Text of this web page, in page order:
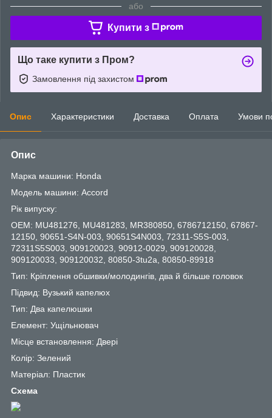
або
Купити з
Що таке купити з Пром?
Замовлення під захистом
Опис Характеристики Доставка Оплата Умови
Опис
Марка машини: Honda
Модель машини: Accord
Рік випуску:
OEM: MU481276, MU481283, MR380850, 6786712150, 67867-
12150, 90651-S4N-003, 90651S4N003, 72311-S5S-003,
72311S5S003, 909120023, 90912-0029, 909120028,
909120033, 909120032, 80850-3tu2a, 80850-89918
Тип: Кріплення обшивки/молодингів, два й більше головок
Підвид: Вузький капелюх
Тип: Два капелюшки
Елемент: Ущільнювач
Місце встановлення: Двері
Колір: Зелений
Матеріал: Пластик
Схема